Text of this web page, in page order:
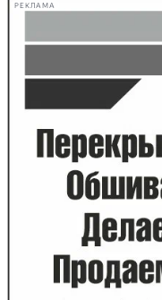
РЕКЛАМА